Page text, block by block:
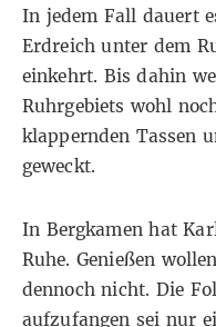
In jedem Fall dauert
Erdreich unter dem
einkehrt. Bis dahin
Ruhrgebiets wohl
klappernden Tassen
geweckt.
In Bergkamen hat
Ruhe. Genießen
dennoch nicht. Die
aufzufangen sei nur